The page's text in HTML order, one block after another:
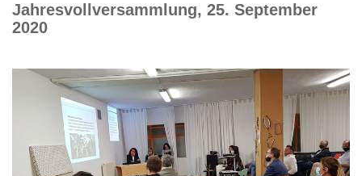
Jahresvollversammlung, 25. September
2020